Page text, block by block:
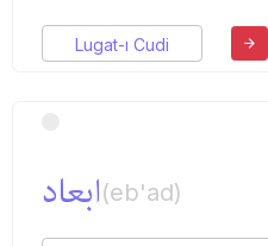
Lugat-ı Cudi
ابعاد(eb'ad)